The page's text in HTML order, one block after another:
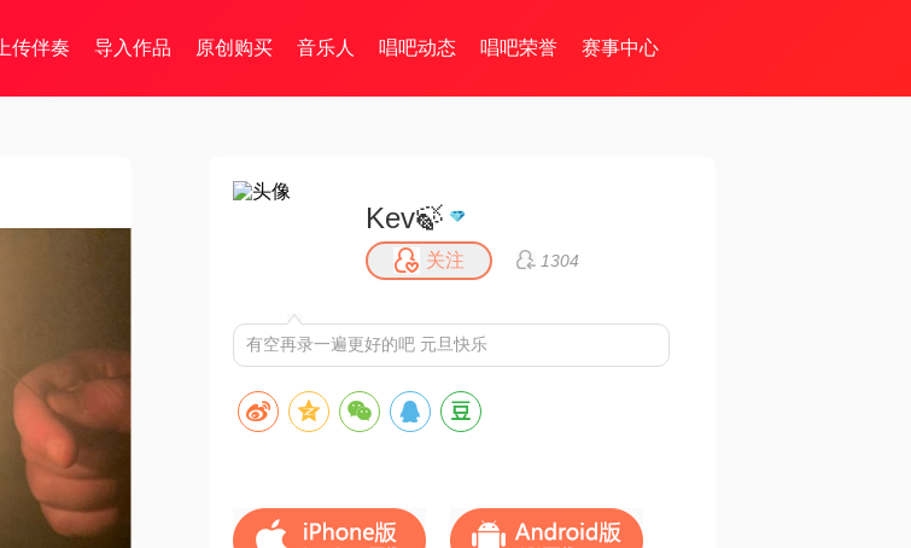
上传伴奏 导入作品 原创购买 音乐人 唱吧动态 唱吧荣誉 赛事中心
Kev🍃
关注 1304
有空再录一遍更好的吧 元旦快乐